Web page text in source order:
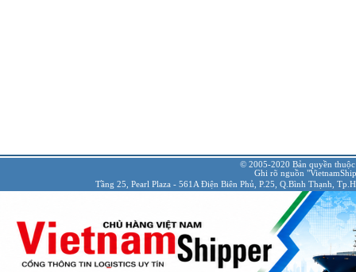
© 2005-2020 Bản quyền
Ghi rõ nguồn
Tầng 25, Pearl Plaza - 561A Điện Biên Phủ, P.25, Q.Bình Thạnh,